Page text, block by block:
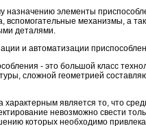
назначению элементы
вспомогательные механизмы, а
деталями.
и автоматизации
- это большой класс
сложной геометрией
характерным является то, что
невозможно свести
которых необходимо